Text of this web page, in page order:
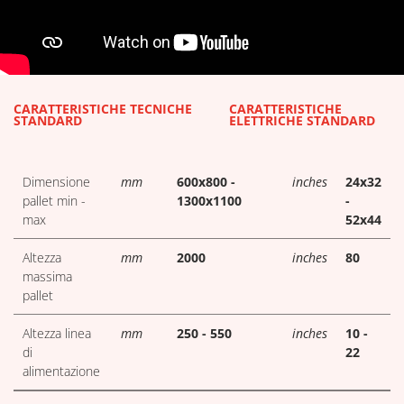
DOWNLOAD TABELLE
CARATTERISTICHE TECNICHE
STANDARD
CARATTERISTICHE
ELETTRICHE STANDARD
Dimensione
pallet min -
max
mm
600x800 -
1300x1100
inches
24x32
-
52x44
Altezza
massima
pallet
mm 2000 inches 80
Altezza linea
di
alimentazione
mm 250 - 550 inches
10 -
22